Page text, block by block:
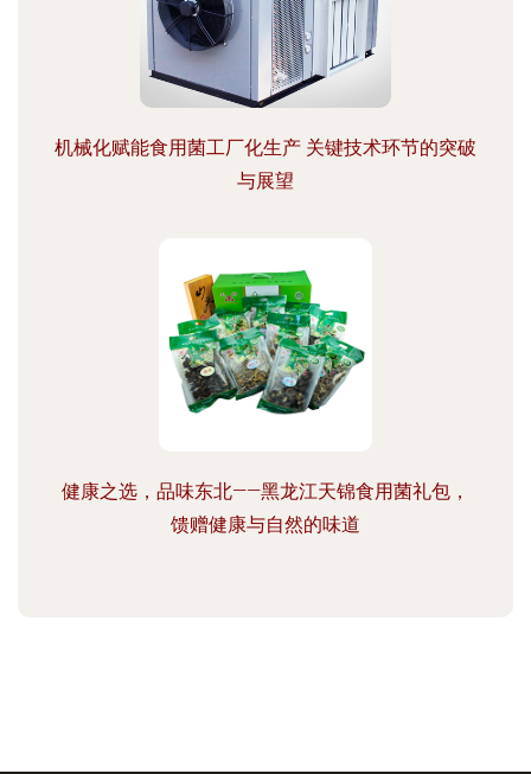
机械化赋能食用菌工厂化生产 关键技术环节的突破
与展望
健康之选，品味东北——黑龙江天锦食用菌礼包，
馈赠健康与自然的味道